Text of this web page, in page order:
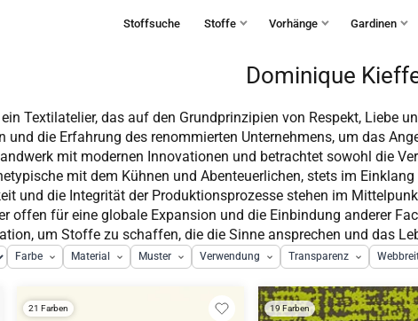
Stoffsuche Stoffe Vorhänge Gardinen
Dominique
Textilatelier, das auf den Grundprinzipien von Respekt, Liebe
und die Erfahrung des renommierten Unternehmens, um das
mit modernen Innovationen und betrachtet sowohl die
mit dem Kühnen und Abenteuerlichen, stets im
und die Integrität der Produktionsprozesse stehen im
offen für eine globale Expansion und die Einbindung anderer
um Stoffe zu schaffen, die die Sinne ansprechen und das
Farbe Material Muster Verwendung Transparenz
21 Farben 19 Farben